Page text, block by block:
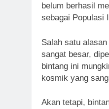
belum berhasil
sebagai Populasi
Salah satu
sangat besar,
bintang ini
kosmik yang
Akan tetapi,